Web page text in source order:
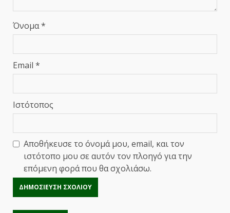
Όνομα*
Email *
Ιστότοπος
Αποθήκευσε το όνομά μου, email, και τον
ιστότοπο μου σε αυτόν τον πλοηγό για την
επόμενη φορά που θα σχολιάσω.